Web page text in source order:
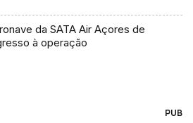
da SATA Air Açores de
à operação
PUB